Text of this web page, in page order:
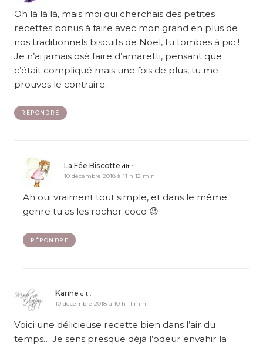
Oh là là là, mais moi qui cherchais des petites
recettes bonus à faire avec mon grand en plus de
nos traditionnels biscuits de Noël, tu tombes à pic !
Je n’ai jamais osé faire d’amaretti, pensant que
c’était compliqué mais une fois de plus, tu me
prouves le contraire.
RÉPONDRE
La Fée Biscotte dit :
10 décembre 2018 à 11 h 12 min
Ah oui vraiment tout simple, et dans le même
genre tu as les rocher coco 😉
RÉPONDRE
Karine dit :
10 décembre 2018 à 10 h 11 min
Voici une délicieuse recette bien dans l’air du
temps… Je sens presque déjà l’odeur envahir la